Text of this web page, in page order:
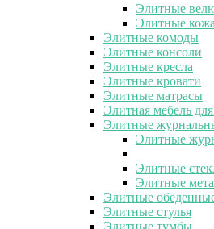
Элитные
Элитные
Элитные комоды
Элитные консоли
Элитные кресла
Элитные кровати
Элитные матрасы
Элитная мебель
Элитные
Элитные
Элитные
Элитные
Элитные
Элитные стулья
Элитные тумбы